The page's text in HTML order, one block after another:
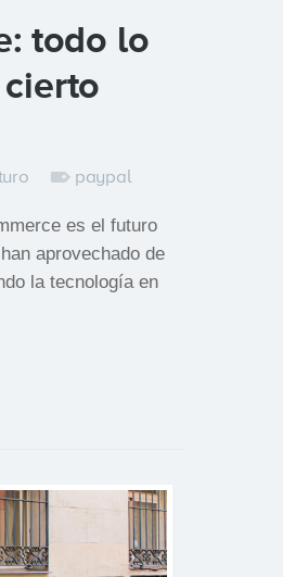
todo lo
paypal
es el futuro
aprovechado de
la tecnología en